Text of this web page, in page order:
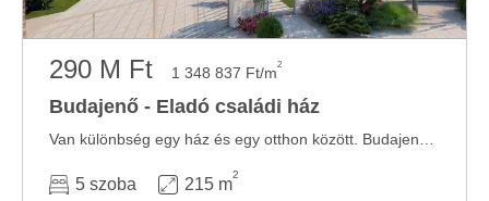
290 M Ft 1 348 837 Ft/m2
Budajenő - Eladó családi ház
5 szoba 215 m
2